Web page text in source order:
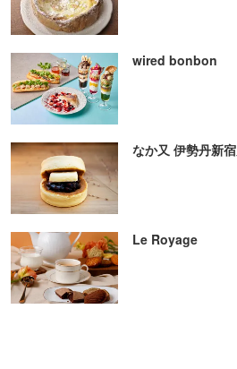
wired bonbon
なか又 伊勢丹新
Le Royage